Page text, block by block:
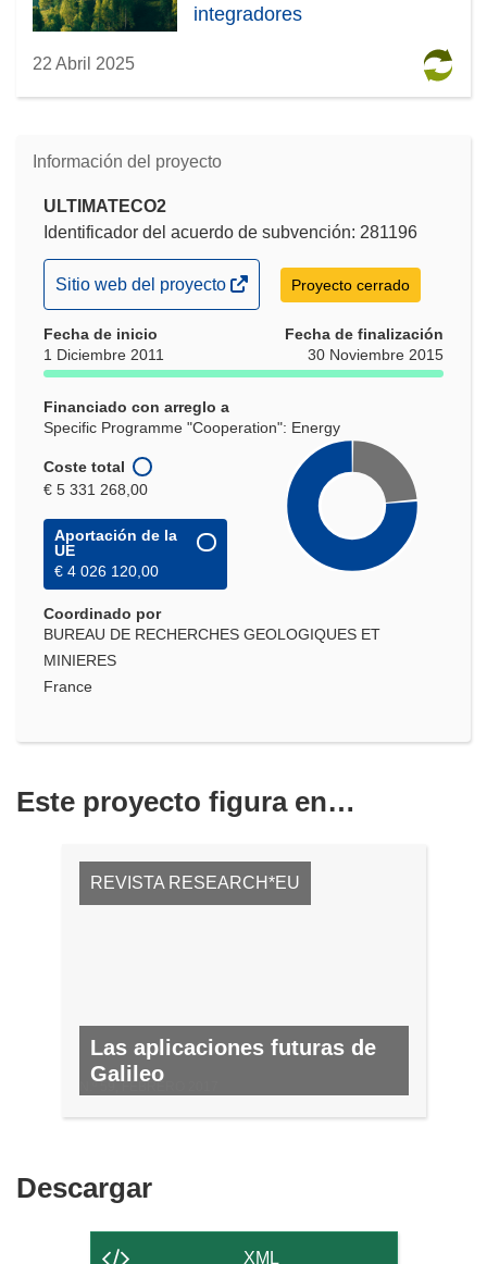
integradores
22 Abril 2025
Información del proyecto
ULTIMATECO2
Identificador del acuerdo de subvención: 281196
(se
abrirá
en
una
ventana)
Sitio web del proyecto Proyecto cerrado
Fecha de inicio
1 Diciembre 2011
Fecha de finalización
30 Noviembre 2015
Financiado con arreglo a
Specific Programme "Cooperation": Energy
Coste total
€ 5 331 268,00
Aportación de la
UE
€ 4 026 120,00
Coordinado por
BUREAU DE RECHERCHES GEOLOGIQUES ET
MINIERES
France
Este proyecto figura en…
REVISTA RESEARCH*EU
Las aplicaciones futuras de
Galileo
N.º 59, FEBRERO 2017
DescargarDescargar
contenido
XML